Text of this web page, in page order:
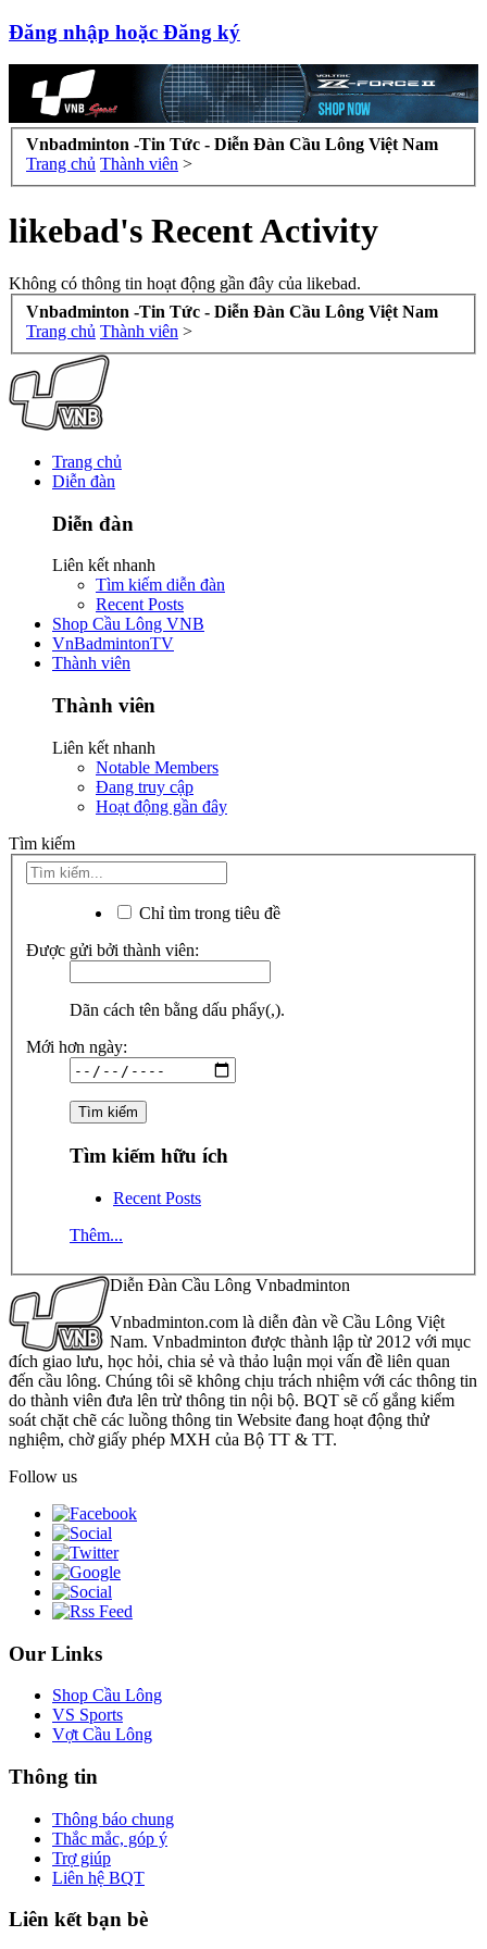
Đăng nhập hoặc Đăng ký
Vnbadminton -Tin Tức - Diễn Đàn Cầu Lông Việt Nam
Trang chủ Thành viên >
likebad's Recent Activity
Không có thông tin hoạt động gần đây của likebad.
Vnbadminton -Tin Tức - Diễn Đàn Cầu Lông Việt Nam
Trang chủ Thành viên >
Trang chủ
Diễn đàn
Diễn đàn
Liên kết nhanh
Tìm kiếm diễn đàn
Recent Posts
Shop Cầu Lông VNB
VnBadmintonTV
Thành viên
Thành viên
Liên kết nhanh
Notable Members
Đang truy cập
Hoạt động gần đây
Tìm kiếm
Chỉ tìm trong tiêu đề
Được gửi bởi thành viên:
Dãn cách tên bằng dấu phẩy(,).
Mới hơn ngày:
Tìm kiếm hữu ích
Recent Posts
Thêm...
Diễn Đàn Cầu Lông Vnbadminton
Vnbadminton.com là diễn đàn về Cầu Lông Việt
Nam. Vnbadminton được thành lập từ 2012 với mục
đích giao lưu, học hỏi, chia sẻ và thảo luận mọi vấn đề liên quan
đến cầu lông. Chúng tôi sẽ không chịu trách nhiệm với các thông tin
do thành viên đưa lên trừ thông tin nội bộ. BQT sẽ cố gắng kiểm
soát chặt chẽ các luồng thông tin Website đang hoạt động thử
nghiệm, chờ giấy phép MXH của Bộ TT & TT.
Follow us
Our Links
Shop Cầu Lông
VS Sports
Vợt Cầu Lông
Thông tin
Thông báo chung
Thắc mắc, góp ý
Trợ giúp
Liên hệ BQT
Liên kết bạn bè